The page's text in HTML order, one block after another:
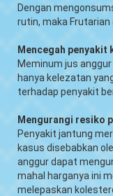
Dengan
rutin, maka
Mencegah penyakit
Meminum jus
hanya kelezatan
terhadap penyakit
Mengurangi resiko
Penyakit jantung
kasus disebabkan
anggur dapat
mahal harganya ini
melepaskan